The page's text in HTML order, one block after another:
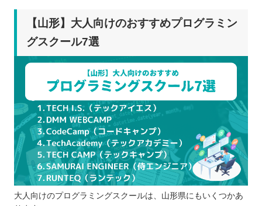
【山形】大人向けのおすすめプログラミン
グスクール7選
大人向けのプログラミングスクールは、山形県にもいくつかあ